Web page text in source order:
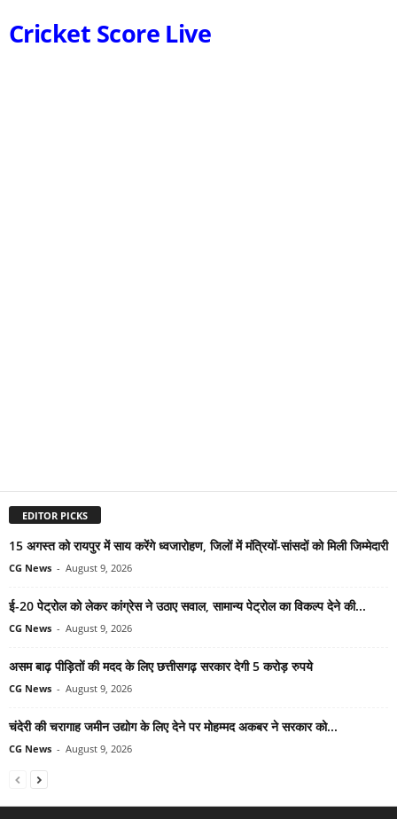
Cricket Score Live
EDITOR PICKS
15 अगस्त को रायपुर में साय करेंगे ध्वजारोहण, जिलों में मंत्रियों-सांसदों को मिली जिम्मेदारी
CG News - August 9, 2026
ई-20 पेट्रोल को लेकर कांग्रेस ने उठाए सवाल, सामान्य पेट्रोल का विकल्प देने की...
CG News - August 9, 2026
असम बाढ़ पीड़ितों की मदद के लिए छत्तीसगढ़ सरकार देगी 5 करोड़ रुपये
CG News - August 9, 2026
चंदेरी की चरागाह जमीन उद्योग के लिए देने पर मोहम्मद अकबर ने सरकार को...
CG News - August 9, 2026